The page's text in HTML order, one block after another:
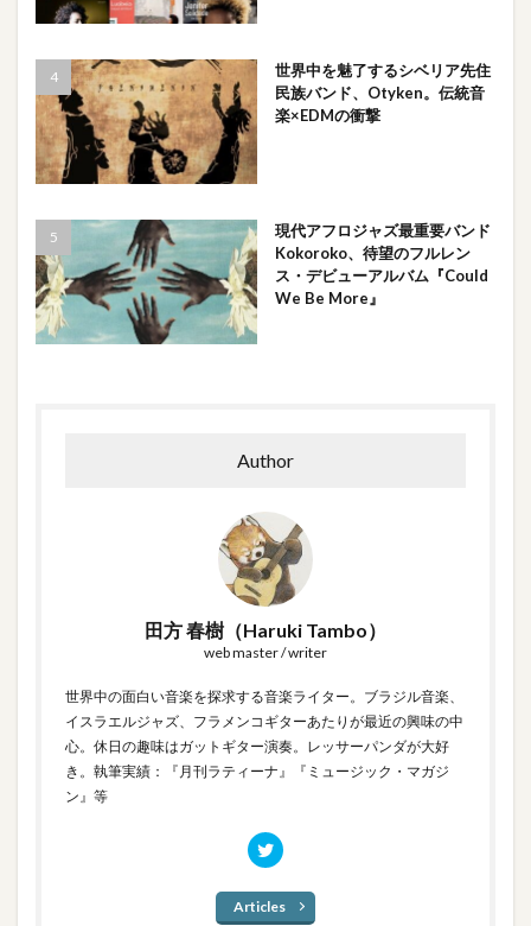
世界中を魅了するシベリア先住
民族バンド、Otyken。伝統音
楽×EDMの衝撃
現代アフロジャズ最重要バンド
Kokoroko、待望のフルレン
ス・デビューアルバム『Could
We Be More』
Author
田方 春樹（Haruki Tambo）
web master / writer
世界中の面白い音楽を探求する音楽ライター。ブラジル音楽、
イスラエルジャズ、フラメンコギターあたりが最近の興味の中
心。休日の趣味はガットギター演奏。レッサーパンダが大好
き。執筆実績：『月刊ラティーナ』『ミュージック・マガジ
ン』等
Articles